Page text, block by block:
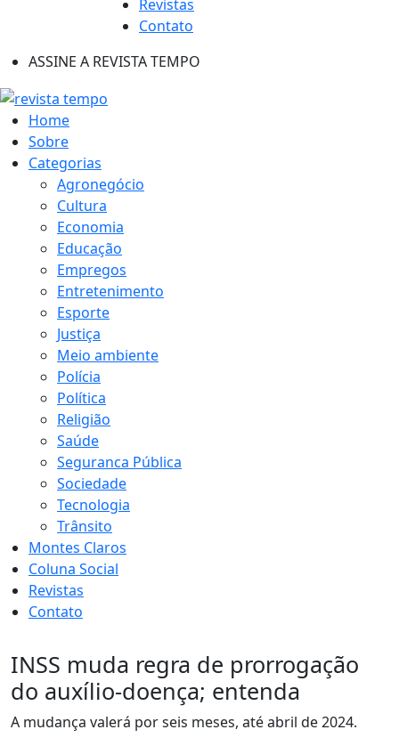
Revistas
Contato
ASSINE A REVISTA TEMPO
Home
Sobre
Categorias
Agronegócio
Cultura
Economia
Educação
Empregos
Entretenimento
Esporte
Justiça
Meio ambiente
Polícia
Política
Religião
Saúde
Seguranca Pública
Sociedade
Tecnologia
Trânsito
Montes Claros
Coluna Social
Revistas
Contato
INSS muda regra de prorrogação
do auxílio-doença; entenda
A mudança valerá por seis meses, até abril de 2024.